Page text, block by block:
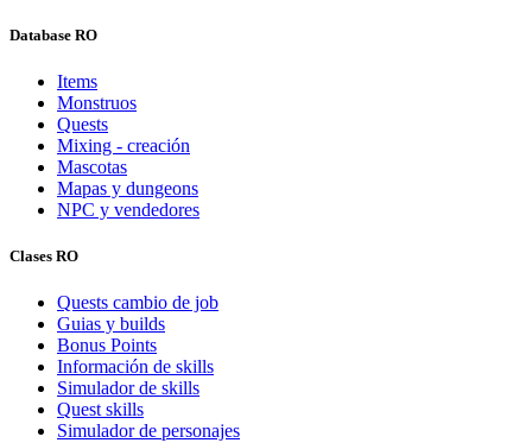
Database RO
Items
Monstruos
Quests
Mixing - creación
Mascotas
Mapas y dungeons
NPC y vendedores
Clases RO
Quests cambio de job
Guias y builds
Bonus Points
Información de skills
Simulador de skills
Quest skills
Simulador de personajes